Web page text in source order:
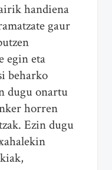
handiena
gaur
egin eta
beharko
dugu onartu
horren
Ezin dugu